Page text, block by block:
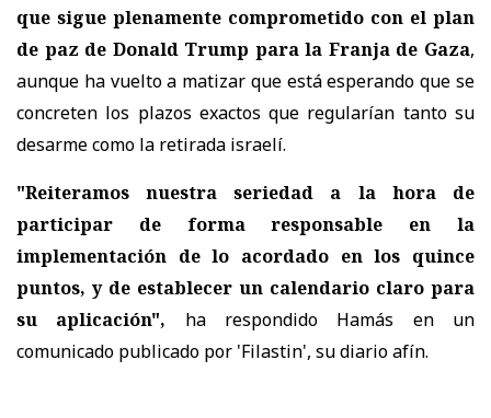
que sigue plenamente comprometido con el plan
de paz de Donald Trump para la Franja de Gaza,
aunque ha vuelto a matizar que está esperando que se
concreten los plazos exactos que regularían tanto su
desarme como la retirada israelí.
"Reiteramos nuestra seriedad a la hora de
participar de forma responsable en la
implementación de lo acordado en los quince
puntos, y de establecer un calendario claro para
su aplicación", ha respondido Hamás en un
comunicado publicado por 'Filastin', su diario afín.